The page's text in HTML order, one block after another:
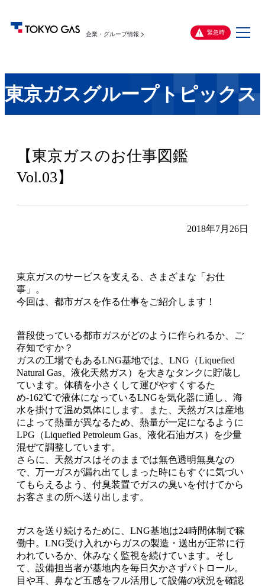
企業・グループ情報 緊急時
メ
東京ガスグループトピックス
【東京ガスのお仕事図鑑
Vol.03】
2018年7月26日
東京ガスのサービスを支える、さまざまな「お仕
事」。
今回は、都市ガスを作る仕事をご紹介します！
普段使っている都市ガスがどのように作られるか、ご
存知ですか？
ガスの工場でもあるLNG基地では、LNG（Liquefied
Natural Gas、液化天然ガス）を大きなタンクに貯蔵し
ています。体積を小さくして運びやすくするた
め-162℃で液体になっているLNGを気化器に通し、海
水を掛けて温め気体にします。また、天然ガスは産地
によって熱量が異なるため、熱量が一定になるように
LPG（Liquefied Petroleum Gas、液化石油ガス）を少量
混ぜて調整しています。
さらに、天然ガスはそのままでは無色透明無臭なの
で、万一ガスが漏れ出てしまった時にもすぐに気づい
てもらえるよう、付臭装置でガスの臭いを付けてから
お客さまの所へ送り出します。
ガスを送り続けるために、LNG基地は24時間体制で稼
働中。LNG受け入れからガスの製造・送出が正常に行
われているか、休みなく監視を続けています。そし
て、設備担当者が基地内を毎日欠かさずパトロール。
目や耳、鼻など五感をフル活用して設備の状況を確認